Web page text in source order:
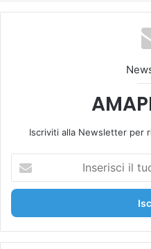
te
Iscriviti alla Newsletter per
s
r
i